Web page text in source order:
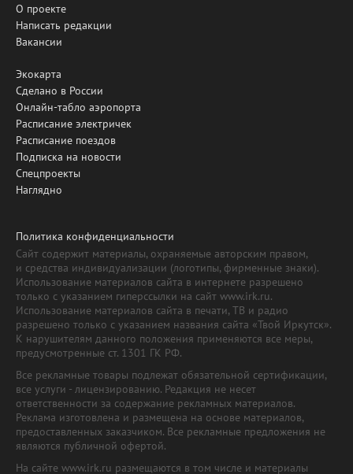
О проекте
Написать редакции
Вакансии
Экокарта
Сделано в России
Онлайн-табло аэропорта
Расписание электричек
Расписание поездов
Подписка на новости
Спецпроекты
Наглядно
Политика конфиденциальности
Сайт содержит материалы, охраняемые авторским правом,
и средства индивидуализации (логотипы, фирменные знаки).
Использование материалов сайта в интернете разрешено
только с указанием гиперссылки на сайт www.irk.ru.
Использование материалов сайта в печати, ТВ и радио
разрешено только с указанием названия сайта «Твой Иркутск».
К нарушителям данного положения применяются все меры,
предусмотренные ст. 1301 ГК РФ.
Все рекламные товары подлежат обязательной сертификации,
все услуги - лицензированию. Редакция не несет
ответственности за содержание рекламных материалов.
Реклама изготовлена и размещена на основе материалов,
предоставленных заказчиком. Все рекламные предложения не
являются публичной офертой.
На сайте www.irk.ru размещаются в том числе и материалы